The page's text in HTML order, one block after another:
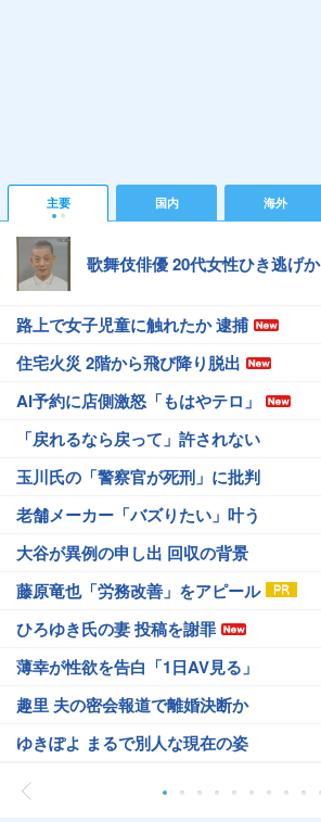
主要 国内 海外
歌舞伎俳優 20代女性ひき逃げか
路上で女子児童に触れたか 逮捕
住宅火災 2階から飛び降り脱出
AI予約に店側激怒「もはやテロ」
「戻れるなら戻って」許されない
玉川氏の「警察官が死刑」に批判
老舗メーカー「バズりたい」叶う
大谷が異例の申し出 回収の背景
藤原竜也「労務改善」をアピール
ひろゆき氏の妻 投稿を謝罪
薄幸が性欲を告白「1日AV見る」
趣里 夫の密会報道で離婚決断か
ゆきぽよ まるで別人な現在の姿